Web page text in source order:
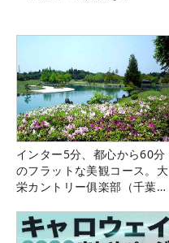
インター5分、都心から60分
のフラットな美観コース。大
栄カントリー俱楽部（千葉